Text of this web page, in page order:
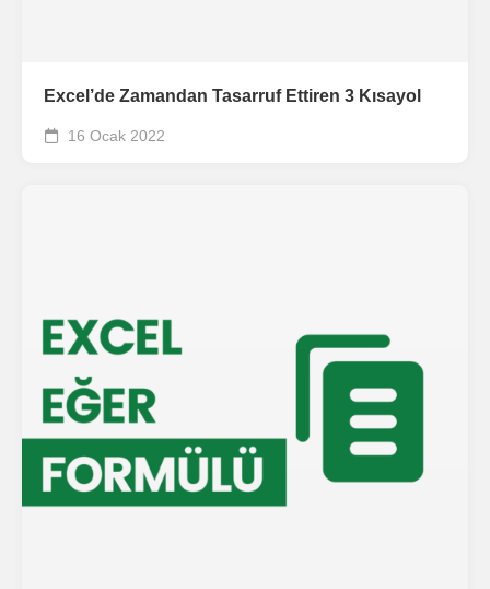
Excel’de Zamandan Tasarruf Ettiren 3 Kısayol
16 Ocak 2022